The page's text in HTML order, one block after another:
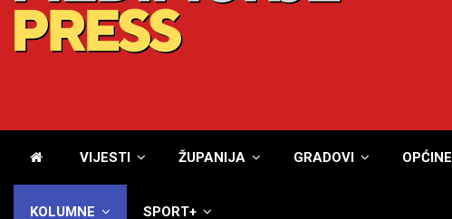
VIJESTI ŽUPANIJA GRADOVI OPĆINE
KOLUMNE SPORT+